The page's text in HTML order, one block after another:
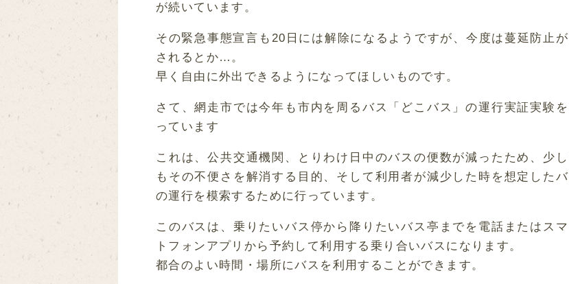
が続いています。
その緊急事態宣言も20日には解除になるようですが、今度は蔓延防止が
されるとか…。
早く自由に外出できるようになってほしいものです。
さて、網走市では今年も市内を周るバス「どこバス」の運行実証実験
っています
これは、公共交通機関、とりわけ日中のバスの便数が減ったため、少
もその不便さを解消する目的、そして利用者が減少した時を想定したバ
の運行を模索するために行っています。
このバスは、乗りたいバス停から降りたいバス亭までを電話またはス
トフォンアプリから予約して利用する乗り合いバスになります。
都合のよい時間・場所にバスを利用することができます。